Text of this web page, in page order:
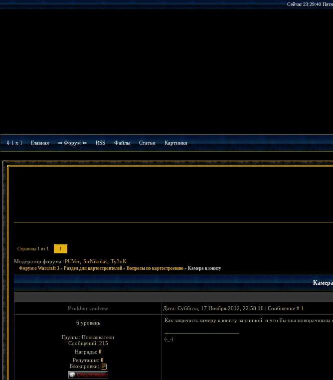
Сейчас 23:29:40
⇓ [ x ] Главная ⇒ Форум ⇐ RSS Файлы Cтатьи Картинки
Страница 1 из 1 1
Модератор форума: PUVer SirNikolas Ty3uK
Форум о Warcraft 3 » Раздел для картостроителей » Вопросы по картостроению » Камера к юниту
Prokhor-andrew Дата: Суббота, 17 Ноября 2012, 22:58:16 | Сообщение # 1
6 уровень
Группа: Пользователи
Сообщений: 215
Награды: 0
Репутация: 0
Блокировки:
Как закрепить камеру к юниту за спиной. и что бы она
(-_-)